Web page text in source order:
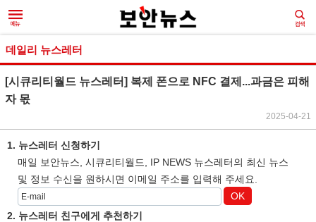
데일리 뉴스레터
[시큐리티월드 뉴스레터] 복제 폰으로 NFC 결제...과금은 피해
자 몫
2025-04-21
1. 뉴스레터 신청하기
매일 보안뉴스, 시큐리티월드, IP NEWS 뉴스레터의 최신 뉴스
및 정보 수신을 원하시면 이메일 주소를 입력해 주세요.
OK
2. 뉴스레터 친구에게 추천하기